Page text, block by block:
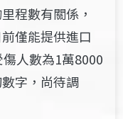
程數有關係，
僅能提供進口
人數為1萬8000
字，尚待調